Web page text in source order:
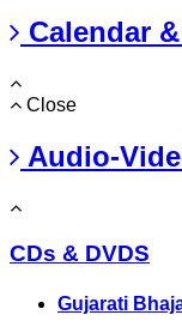
Calendar
Close
Audio-
CDs & DVDS
Gujarati